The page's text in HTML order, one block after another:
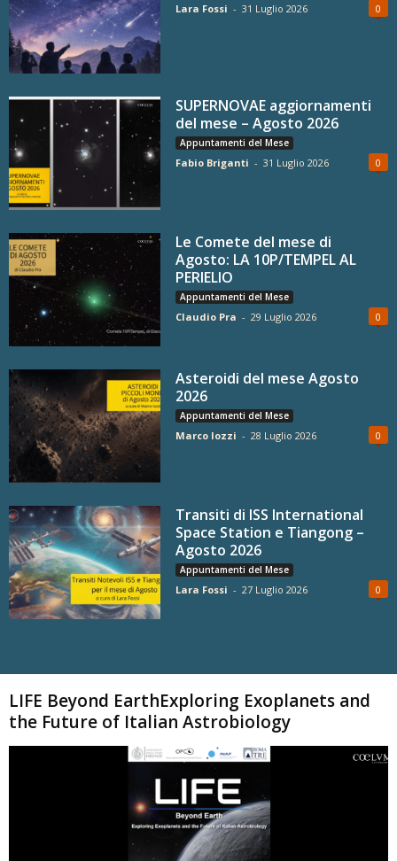
Lara Fossi - 31 Luglio 2026 0
SUPERNOVAE aggiornamenti
del mese – Agosto 2026
Appuntamenti del Mese
Fabio Briganti - 31 Luglio 2026 0
Le Comete del mese di
Agosto: LA 10P/TEMPEL AL
PERIELIO
Appuntamenti del Mese
Claudio Pra - 29 Luglio 2026 0
Asteroidi del mese Agosto
2026
Appuntamenti del Mese
Marco Iozzi - 28 Luglio 2026 0
Transiti di ISS International
Space Station e Tiangong –
Agosto 2026
Appuntamenti del Mese
Lara Fossi - 27 Luglio 2026 0
LIFE Beyond EarthExploring Exoplanets and
the Future of Italian Astrobiology